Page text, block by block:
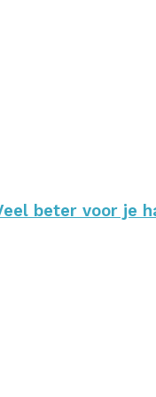
beter voor je